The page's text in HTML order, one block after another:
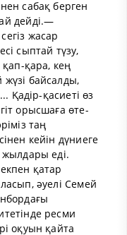
сабақ берген
дейді.—
жасар
сыптай түзу,
қара, кең
байсалды,
Қадір-қасиеті өз
орысшаға өте-
таң
кейін дүниеге
жылдары еді.
қатар
әуелі Семей
ресми
оқуын қайта